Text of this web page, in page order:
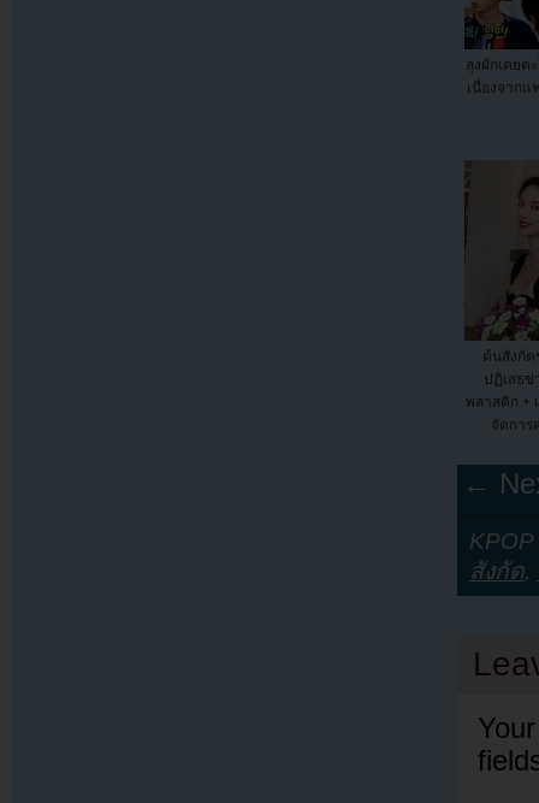
ลุงผักเคยต
เนื่องจาก
ต้นสังกัด
ปฏิเสธข่
พลาสติก +
จัดการ
←
สังกัด,